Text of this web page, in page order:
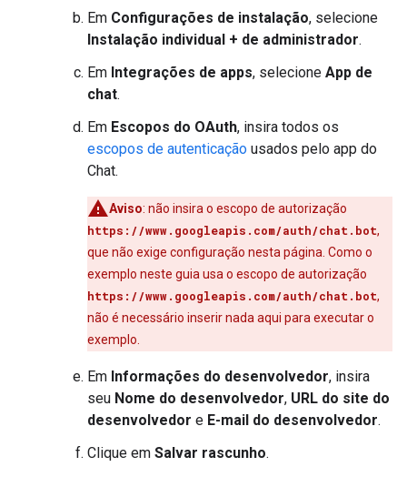
Em Configurações de instalação, selecione
Instalação individual + de administrador.
Em Integrações de apps, selecione App de
chat.
Em Escopos do OAuth, insira todos os
escopos de autenticação usados pelo app do
Chat.
Aviso: não insira o escopo de autorização
https://www.googleapis.com/auth/chat.bot,
que não exige configuração nesta página. Como o
exemplo neste guia usa o escopo de autorização
https://www.googleapis.com/auth/chat.bot,
não é necessário inserir nada aqui para executar o
exemplo.
Em Informações do desenvolvedor, insira
seu Nome do desenvolvedor, URL do site do
desenvolvedor e E-mail do desenvolvedor.
Clique em Salvar rascunho.